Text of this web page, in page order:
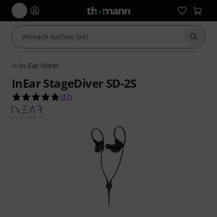
Suche
In-Ear Hörer
InEar StageDiver SD-2S
4.8 von 5 Sternen aus 37 Kundenbewertungen
(37)